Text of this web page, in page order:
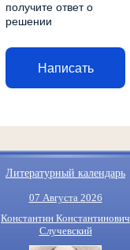
получите ответ о
решении
Написать
Литературный календарь
07 Августа 2026
Константин Константинович
Случевский